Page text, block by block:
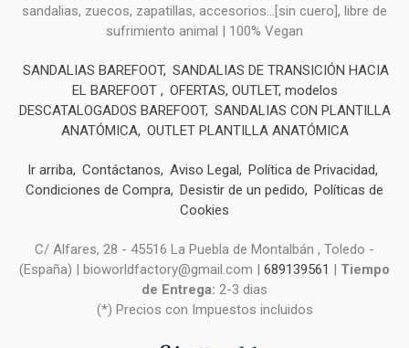
sandalias, zuecos, zapatillas, accesorios...[sin cuero], libre de
sufrimiento animal | 100% Vegan
SANDALIAS BAREFOOT SANDALIAS DE TRANSICIÓN HACIA
EL BAREFOOT
OFERTAS, OUTLET, modelos
DESCATALOGADOS BAREFOOT SANDALIAS CON PLANTILLA
ANATÓMICA OUTLET PLANTILLA ANATÓMICA
Ir arriba Contáctanos Aviso Legal
Política de Privacidad
Condiciones de Compra Desistir de un pedido
Políticas de
Cookies
C/ Alfares, 28 - 45516 La Puebla de Montalbán , Toledo -
(España) | bioworldfactory@gmail.com | 689139561 | Tiempo
de Entrega: 2-3 dias
(*) Precios con Impuestos incluidos